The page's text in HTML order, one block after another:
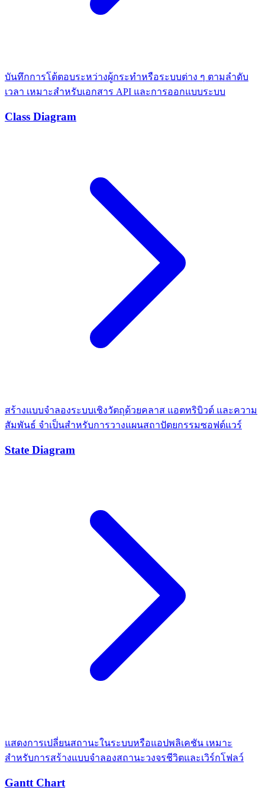
บันทึกการโต้ตอบระหว่างผู้กระทำหรือระบบต่าง ๆ ตามลำดับ
เวลา เหมาะสำหรับเอกสาร API และการออกแบบระบบ
Class Diagram
สร้างแบบจำลองระบบเชิงวัตถุด้วยคลาส แอตทริบิวต์ และความ
สัมพันธ์ จำเป็นสำหรับการวางแผนสถาปัตยกรรมซอฟต์แวร์
State Diagram
แสดงการเปลี่ยนสถานะในระบบหรือแอปพลิเคชัน เหมาะ
สำหรับการสร้างแบบจำลองสถานะวงจรชีวิตและเวิร์กโฟลว์
Gantt Chart